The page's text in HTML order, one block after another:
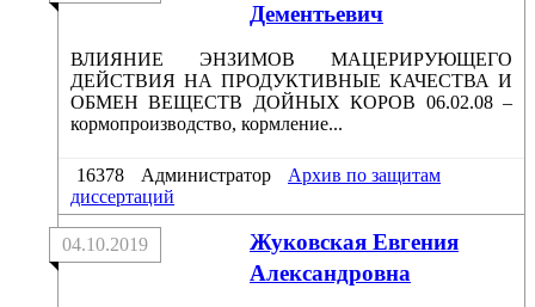
Дементьевич
ВЛИЯНИЕ ЭНЗИМОВ МАЦЕРИРУЮЩЕГО
ДЕЙСТВИЯ НА ПРОДУКТИВНЫЕ КАЧЕСТВА И
ОБМЕН ВЕЩЕСТВ ДОЙНЫХ КОРОВ 06.02.08 –
кормопроизводство, кормление...
16378 Администратор
Архив по защитам
диссертаций
Жуковская Евгения
Александровна
04.10.2019